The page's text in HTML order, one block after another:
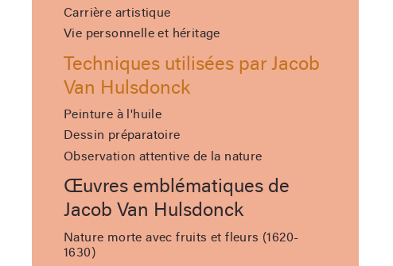
Carrière artistique
Vie personnelle et héritage
Techniques utilisées par Jacob
Van Hulsdonck
Peinture à l'huile
Dessin préparatoire
Observation attentive de la nature
Œuvres emblématiques de
Jacob Van Hulsdonck
Nature morte avec fruits et fleurs (1620-
1630)